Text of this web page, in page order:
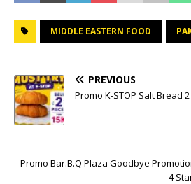
MIDDLE EASTERN FOOD
PREVIOUS
Promo K-STOP Salt Bread 2
Promo Bar.B.Q Plaza Goodbye
4